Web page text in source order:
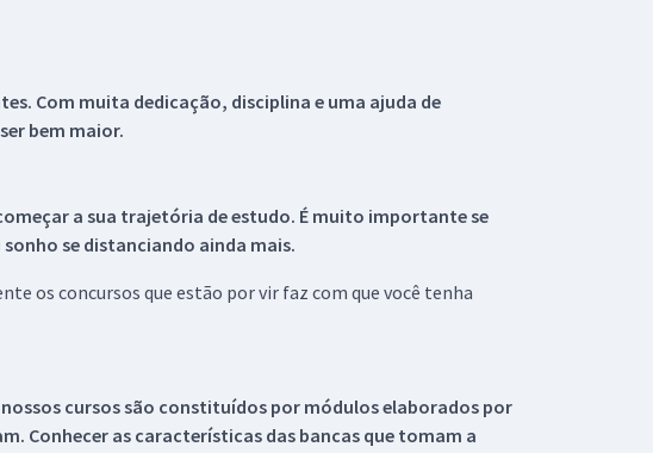
Com muita dedicação, disciplina e uma ajuda de
bem maior.
a sua trajetória de estudo. É muito importante se
se distanciando ainda mais.
os concursos que estão por vir faz com que você tenha
cursos são constituídos por módulos elaborados por
Conhecer as características das bancas que tomam a